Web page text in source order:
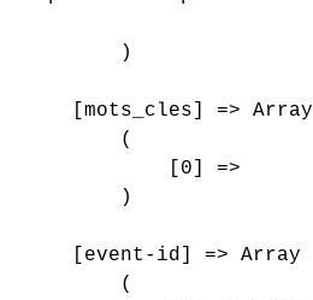
        )
    [mots_cles] => Array
        (
            [0] =>
        )
    [event-id] => Array
        (